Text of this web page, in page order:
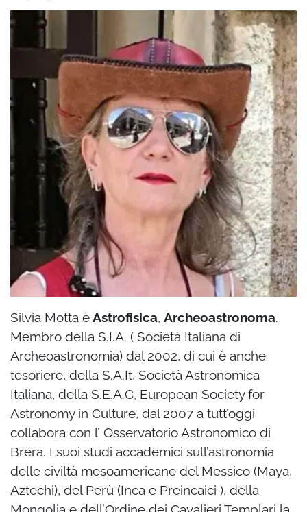
Silvia Motta èAstrofisica, Archeoastronoma.
Membro della S.I.A. ( Società Italiana di
Archeoastronomia) dal 2002, di cui è anche
tesoriere, della S.A.It, Società Astronomica
Italiana, della S.E.A.C, European Society for
Astronomy in Culture, dal 2007 a tutt’oggi
collabora con l’ Osservatorio Astronomico di
Brera. I suoi studi accademici sull’astronomia
delle civiltà mesoamericane del Messico (Maya,
Aztechi), del Perù (Inca e Preincaici ), della